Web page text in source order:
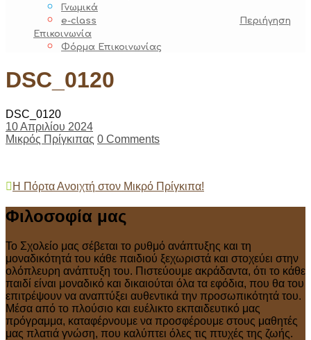
Γνωμικά
e-class
Περιήγηση
Επικοινωνία
Φόρμα Επικοινωνίας
DSC_0120
DSC_0120
10 Απριλίου 2024
Μικρός Πρίγκιπας 0 Comments
Post
navigation
Η Πόρτα Ανοιχτή στον Μικρό Πρίγκιπα!
Φιλοσοφία μας
Το Σχολείο μας σέβεται το ρυθμό ανάπτυξης και τη
μοναδικότητά του κάθε παιδιού ξεχωριστά και στοχεύει στην
ολόπλευρη ανάπτυξη του. Πιστεύουμε ακράδαντα, ότι το κάθε
παιδί είναι μοναδικό και δικαιούται όλα τα εφόδια, που θα του
επιτρέψουν να αναπτύξει αυθεντικά την προσωπικότητά του.
Μέσα από το πλούσιο και ευέλικτο εκπαιδευτικό μας
πρόγραμμα, καταφέρνουμε να προσφέρουμε στους μαθητές
μας πλατιά γνώση, που καλύπτει όλες τις πτυχές της ζωής.